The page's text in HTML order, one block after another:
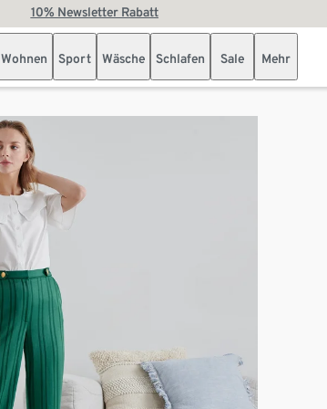
10% Newsletter Rabatt
Wohnen Sport Wäsche Schlafen Sale Mehr